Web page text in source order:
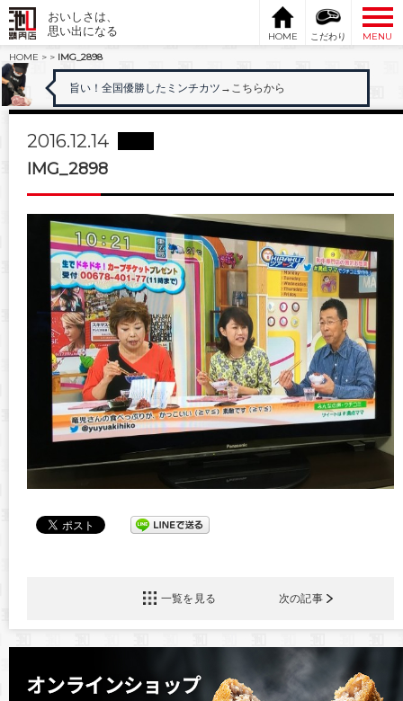
おいしさは、
思い出になる
HOME こだわり
MENU
HOME > > IMG_2898
旨い！全国優勝したミンチカツ →こちらから
2016.12.14
IMG_2898
一覧を見る 次の記事